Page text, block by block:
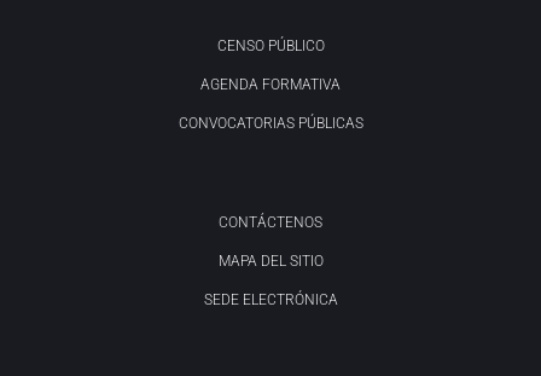
CENSO PÚBLICO
AGENDA FORMATIVA
CONVOCATORIAS PÚBLICAS
CONTÁCTENOS
MAPA DEL SITIO
SEDE ELECTRÓNICA